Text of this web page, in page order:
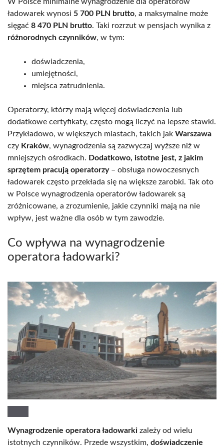
ładowarek wynosi 5 700 PLN brutto, a maksymalne może
sięgać 8 470 PLN brutto. Taki rozrzut w pensjach wynika z
różnorodnych czynników, w tym:
doświadczenia,
umiejętności,
miejsca zatrudnienia.
Operatorzy, którzy mają więcej doświadczenia lub
dodatkowe certyfikaty, często mogą liczyć na lepsze stawki.
Przykładowo, w większych miastach, takich jak Warszawa
czy Kraków, wynagrodzenia są zazwyczaj wyższe niż w
mniejszych ośrodkach. Dodatkowo, istotne jest, z jakim
sprzętem pracują operatorzy– obsługa nowoczesnych
ładowarek często przekłada się na większe zarobki. Tak oto
w Polsce wynagrodzenia operatorów ładowarek są
zróżnicowane, a zrozumienie, jakie czynniki mają na nie
wpływ, jest ważne dla osób w tym zawodzie.
Co wpływa na wynagrodzenie
operatora ładowarki?
Wynagrodzenie operatora ładowarki zależy od wielu
istotnych czynników. Przede wszystkim, doświadczenie